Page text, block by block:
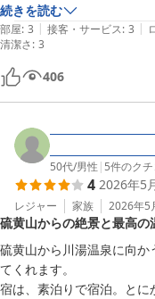
ると、なお良いと思いまし
続きを読む
部屋: 3 | 接客・サービス: 3 |
清潔さ: 3
406
50代/男性 | 5件のクチ
4 2026年5
レジャー 家族 2026年5
硫黄山からの絶景と最高の
硫黄山から川湯温泉に向
てくれます。
宿は、素泊りで宿泊。とに